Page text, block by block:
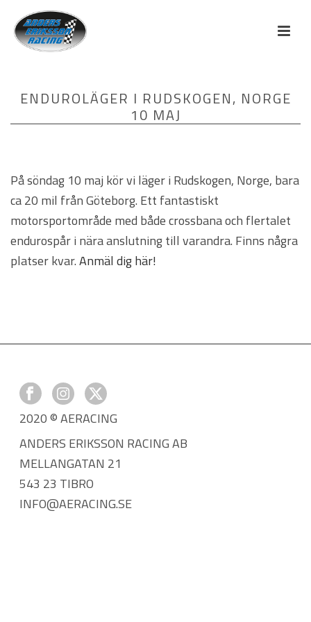
ENDUROLÄGER I RUDSKOGEN, NORGE
10 MAJ
På söndag 10 maj kör vi läger i Rudskogen, Norge, bara
ca 20 mil från Göteborg. Ett fantastiskt
motorsportområde med både crossbana och flertalet
endurospår i nära anslutning till varandra. Finns några
platser kvar.Anmäl dig här!
2020 © AERACING
ANDERS ERIKSSON RACING AB
MELLANGATAN 21
543 23 TIBRO
INFO@AERACING.SE